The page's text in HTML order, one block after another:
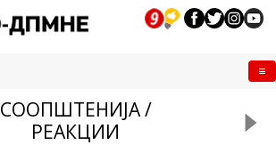
СООПШТЕНИЈА /
РЕАКЦИИ